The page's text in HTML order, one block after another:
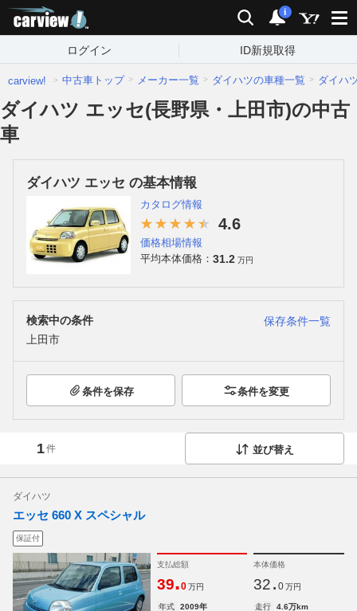
検索 通知
i
ログイン ID新規取得
carview! 中古車トップ メーカー一覧 ダイハツの車種一覧 ダイハ
ダイハツ エッセ(長野県・上田市)の中古
車
ダイハツ エッセ の基本情報
カタログ情報
4.6
価格相場情報
平均本体価格： 31.2 万円
検索中の条件
保存条件一覧
上田市
条件を保存 条件を変更
1件 並び替え
ダイハツ
エッセ 660 X スペシャル
保証付
支払総額
39.0 万円
本体価格
32. 0 万円
年式 2009年 走行
4.6万km